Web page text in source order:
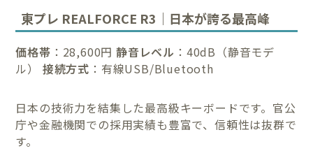
東プレ REALFORCE R3｜日本が誇る最高峰
価格帯 ：28,600円静音レベル ：40dB（静音モデ
ル） 接続方式 ：有線USB/Bluetooth
日本の技術力を結集した最高級キーボードです。官公
庁や金融機関での採用実績も豊富で、信頼性は抜群で
す。